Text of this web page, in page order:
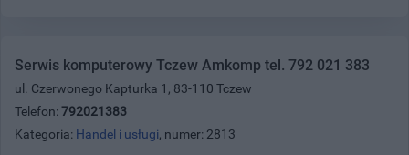
Serwis komputerowy Tczew Amkomp tel. 792 021 383
ul. Czerwonego Kapturka 1, 83-110 Tczew
Telefon: 792021383
Kategoria: Handel i usługi, numer: 2813